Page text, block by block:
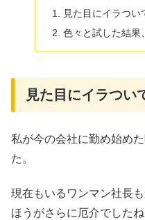
見た目にイラつい
色々と試した結果
見た目にイラつい
私が今の会社に勤め始め
た。
現在もいるワンマン社長
ほうがさらに厄介でしたね